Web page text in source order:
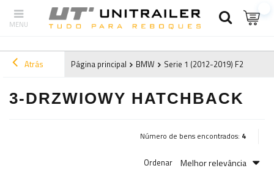
Atrás Página principal BMW Serie 1 (2012-2019) F20
3-DRZWIOWY HATCHBACK
Número de bens encontrados: 4
Ordenar Melhor relevância